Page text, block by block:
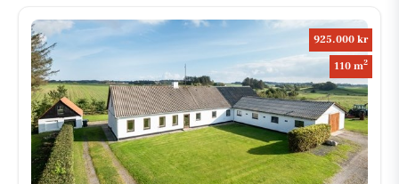
925.000 kr
110 m2